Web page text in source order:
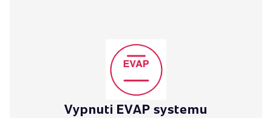
Vypnuti EVAP systemu